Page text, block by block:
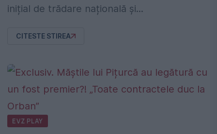
inițial de trădare națională și...
CITESTE STIREA
EVZ PLAY